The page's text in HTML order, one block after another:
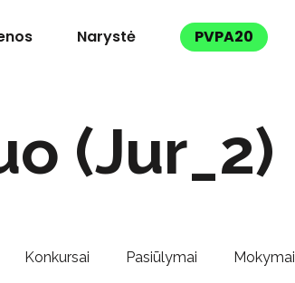
Narystė PVPA20
(Jur_2)
Konkursai Pasiūlymai Mokymai